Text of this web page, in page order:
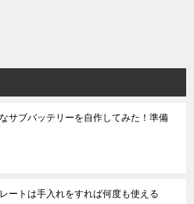
サブバッテリーを自作してみた！準備
ートは手入れをすれば何度も使える